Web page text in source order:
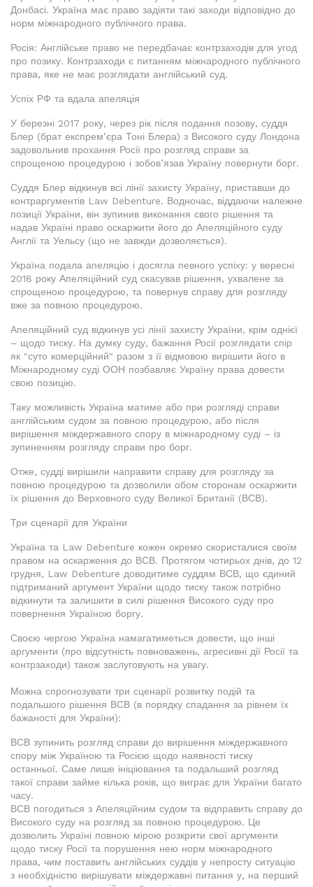
Донбасі. Україна має право задіяти такі заходи відповідно до
норм міжнародного публічного права.
Росія: Англійське право не передбачає контрзаходів для угод
про позику. Контрзаходи є питанням міжнародного публічного
права, яке не має розглядати англійський суд.
Успіх РФ та вдала апеляція
У березні 2017 року, через рік після подання позову, суддя
Блер (брат експрем’єра Тоні Блера) з Високого суду Лондона
задовольнив прохання Росії про розгляд справи за
спрощеною процедурою і зобов’язав Україну повернути борг.
Суддя Блер відкинув всі лінії захисту Україну, приставши до
контраргументів Law Debenture. Водночас, віддаючи належне
позиції України, він зупинив виконання свого рішення та
надав Україні право оскаржити його до Апеляційного суду
Англії та Уельсу (що не завжди дозволяється).
Україна подала апеляцію і досягла певного успіху: у вересні
2018 року Апеляційний суд скасував рішення, ухвалене за
спрощеною процедурою, та повернув справу для розгляду
вже за повною процедурою.
Апеляційний суд відкинув усі лінії захисту України, крім однієї
– щодо тиску. На думку суду, бажання Росії розглядати спір
як "суто комерційний" разом з її відмовою вирішити його в
Міжнародному суді ООН позбавляє Україну права довести
свою позицію.
Таку можливість Україна матиме або при розгляді справи
англійським судом за повною процедурою, або після
вирішення міждержавного спору в міжнародному суді – із
зупиненням розгляду справи про борг.
Отже, судді вирішили направити справу для розгляду за
повною процедурою та дозволили обом сторонам оскаржити
їх рішення до Верховного суду Великої Британії (ВСВ).
Три сценарії для України
Україна та Law Debenture кожен окремо скористалися своїм
правом на оскарження до ВСВ. Протягом чотирьох днів, до 12
грудня, Law Debenture доводитиме суддям ВСВ, що єдиний
підтриманий аргумент України щодо тиску також потрібно
відкинути та залишити в силі рішення Високого суду про
повернення Україною боргу.
Своєю чергою Україна намагатиметься довести, що інші
аргументи (про відсутність повноважень, агресивні дії Росії та
контрзаходи) також заслуговують на увагу.
Можна спрогнозувати три сценарії розвитку подій та
подальшого рішення ВСВ (в порядку спадання за рівнем їх
бажаності для України):
ВСВ зупинить розгляд справи до вирішення міждержавного
спору між Україною та Росією щодо наявності тиску
останньої. Саме лише ініціювання та подальший розгляд
такої справи займе кілька років, що виграє для України багато
часу.
ВСВ погодиться з Апеляційним судом та відправить справу до
Високого суду на розгляд за повною процедурою. Це
дозволить Україні повною мірою розкрити свої аргументи
щодо тиску Росії та порушення нею норм міжнародного
права, чим поставить англійських суддів у непросту ситуацію
з необхідністю вирішувати міждержавні питання у, на перший